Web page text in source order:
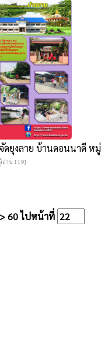
ยุงลาย บ้านดอนนาดี หมู่
าน 119]
60ไปหน้าที่